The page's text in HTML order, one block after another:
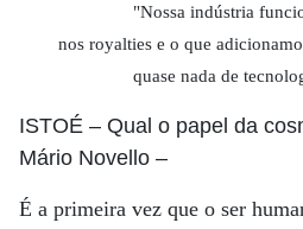
"Nossa indústria
nos royalties e o que
quase nada de
ISTOÉ – Qual o papel da
Mário Novello –
É a primeira vez que o ser